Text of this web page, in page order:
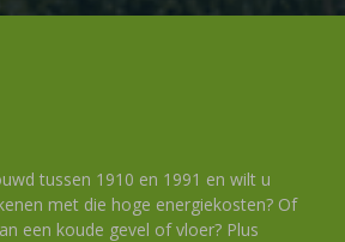
tussen 1910 en 1991 en wilt u
met die hoge energiekosten? Of
een koude gevel of vloer? Plus